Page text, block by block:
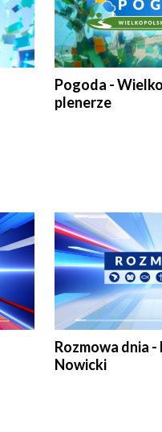
Pogoda -
plenerze
Rozmowa dnia
Nowicki